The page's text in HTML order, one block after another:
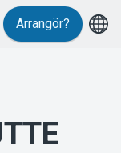
Arrangör?